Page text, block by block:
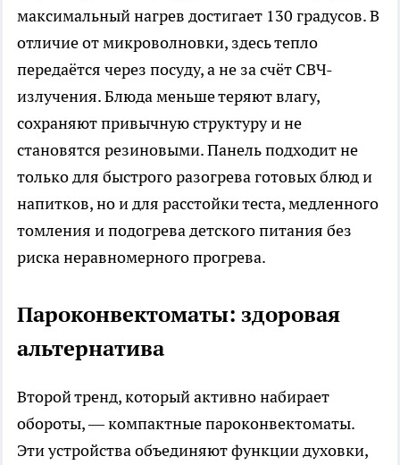
максимальный нагрев достигает 130 градусов. В
отличие от микроволновки, здесь тепло
передаётся через посуду, а не за счёт СВЧ-
излучения. Блюда меньше теряют влагу,
сохраняют привычную структуру и не
становятся резиновыми. Панель подходит не
только для быстрого разогрева готовых блюд и
напитков, но и для расстойки теста, медленного
томления и подогрева детского питания без
риска неравномерного прогрева.
Пароконвектоматы: здоровая
альтернатива
Второй тренд, который активно набирает
обороты, — компактные пароконвектоматы.
Эти устройства объединяют функции духовки,